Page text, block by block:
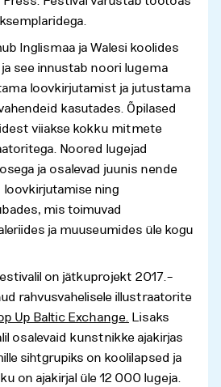
Inglismaa ja Walesi koolides
see innustab noori lugema
loovkirjutamist ja jutustama
kasutades. Õpilased
viiakse kokku mitmete
Noored lugejad
ja osalevad juunis nende
ning
mis toimuvad
ja muuseumides üle kogu
on jätkuprojekt 2017.–
rahvusvahelisele illustraatorite
Up Baltic Exchange. Lisaks
osalevaid kunstnikke ajakirjas
sihtgrupiks on koolilapsed ja
on ajakirjal üle 12 000 lugeja.